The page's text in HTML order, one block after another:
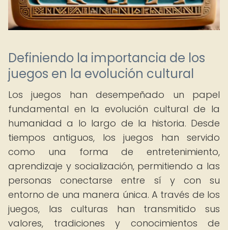
Definiendo la importancia de los
juegos en la evolución cultural
Los juegos han desempeñado un papel
fundamental en la evolución cultural de la
humanidad a lo largo de la historia. Desde
tiempos antiguos, los juegos han servido
como una forma de entretenimiento,
aprendizaje y socialización, permitiendo a las
personas conectarse entre sí y con su
entorno de una manera única. A través de los
juegos, las culturas han transmitido sus
valores, tradiciones y conocimientos de